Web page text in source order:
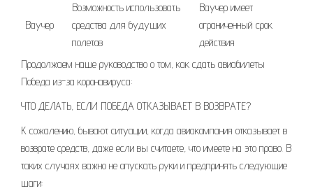
Ваучер
Возможность использовать
средства для будущих
полетов
Ваучер имеет
ограниченный срок
действия
Продолжаем наше руководство о том, как сдать авиабилеты
Победа из-за коронавируса:
ЧТО ДЕЛАТЬ, ЕСЛИ ПОБЕДА ОТКАЗЫВАЕТ В ВОЗВРАТЕ?
К сожалению, бывают ситуации, когда авиакомпания отказывает в
возврате средств, даже если вы считаете, что имеете на это право. В
таких случаях важно не опускать руки и предпринять следующие
шаги: